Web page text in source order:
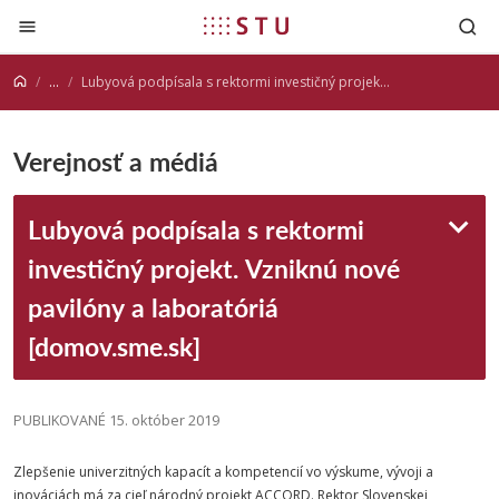
Prejsť na obsah
... Lubyová podpísala s rektormi investičný projekt. Vzniknú nové pavilóny a laboratóriá [domov.sme.sk]
Verejnosť a médiá
Lubyová podpísala s rektormi
investičný projekt. Vzniknú nové
pavilóny a laboratóriá
[domov.sme.sk]
PUBLIKOVANÉ 15. október 2019
Zlepšenie univerzitných kapacít a kompetencií vo výskume, vývoji a
inováciách má za cieľ národný projekt ACCORD. Rektor Slovenskej